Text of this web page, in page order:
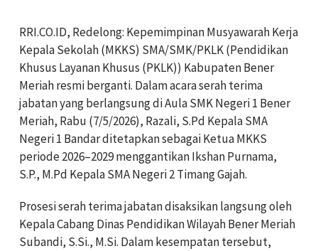
RRI.CO.ID, Redelong: Kepemimpinan Musyawarah Kerja
Kepala Sekolah (MKKS) SMA/SMK/PKLK (Pendidikan
Khusus Layanan Khusus (PKLK)) Kabupaten Bener
Meriah resmi berganti. Dalam acara serah terima
jabatan yang berlangsung di Aula SMK Negeri 1 Bener
Meriah, Rabu (7/5/2026), Razali, S.Pd Kepala SMA
Negeri 1 Bandar ditetapkan sebagai Ketua MKKS
periode 2026–2029 menggantikan Ikshan Purnama,
S.P., M.Pd Kepala SMA Negeri 2 Timang Gajah.
Prosesi serah terima jabatan disaksikan langsung oleh
Kepala Cabang Dinas Pendidikan Wilayah Bener Meriah
Subandi, S.Si., M.Si. Dalam kesempatan tersebut,